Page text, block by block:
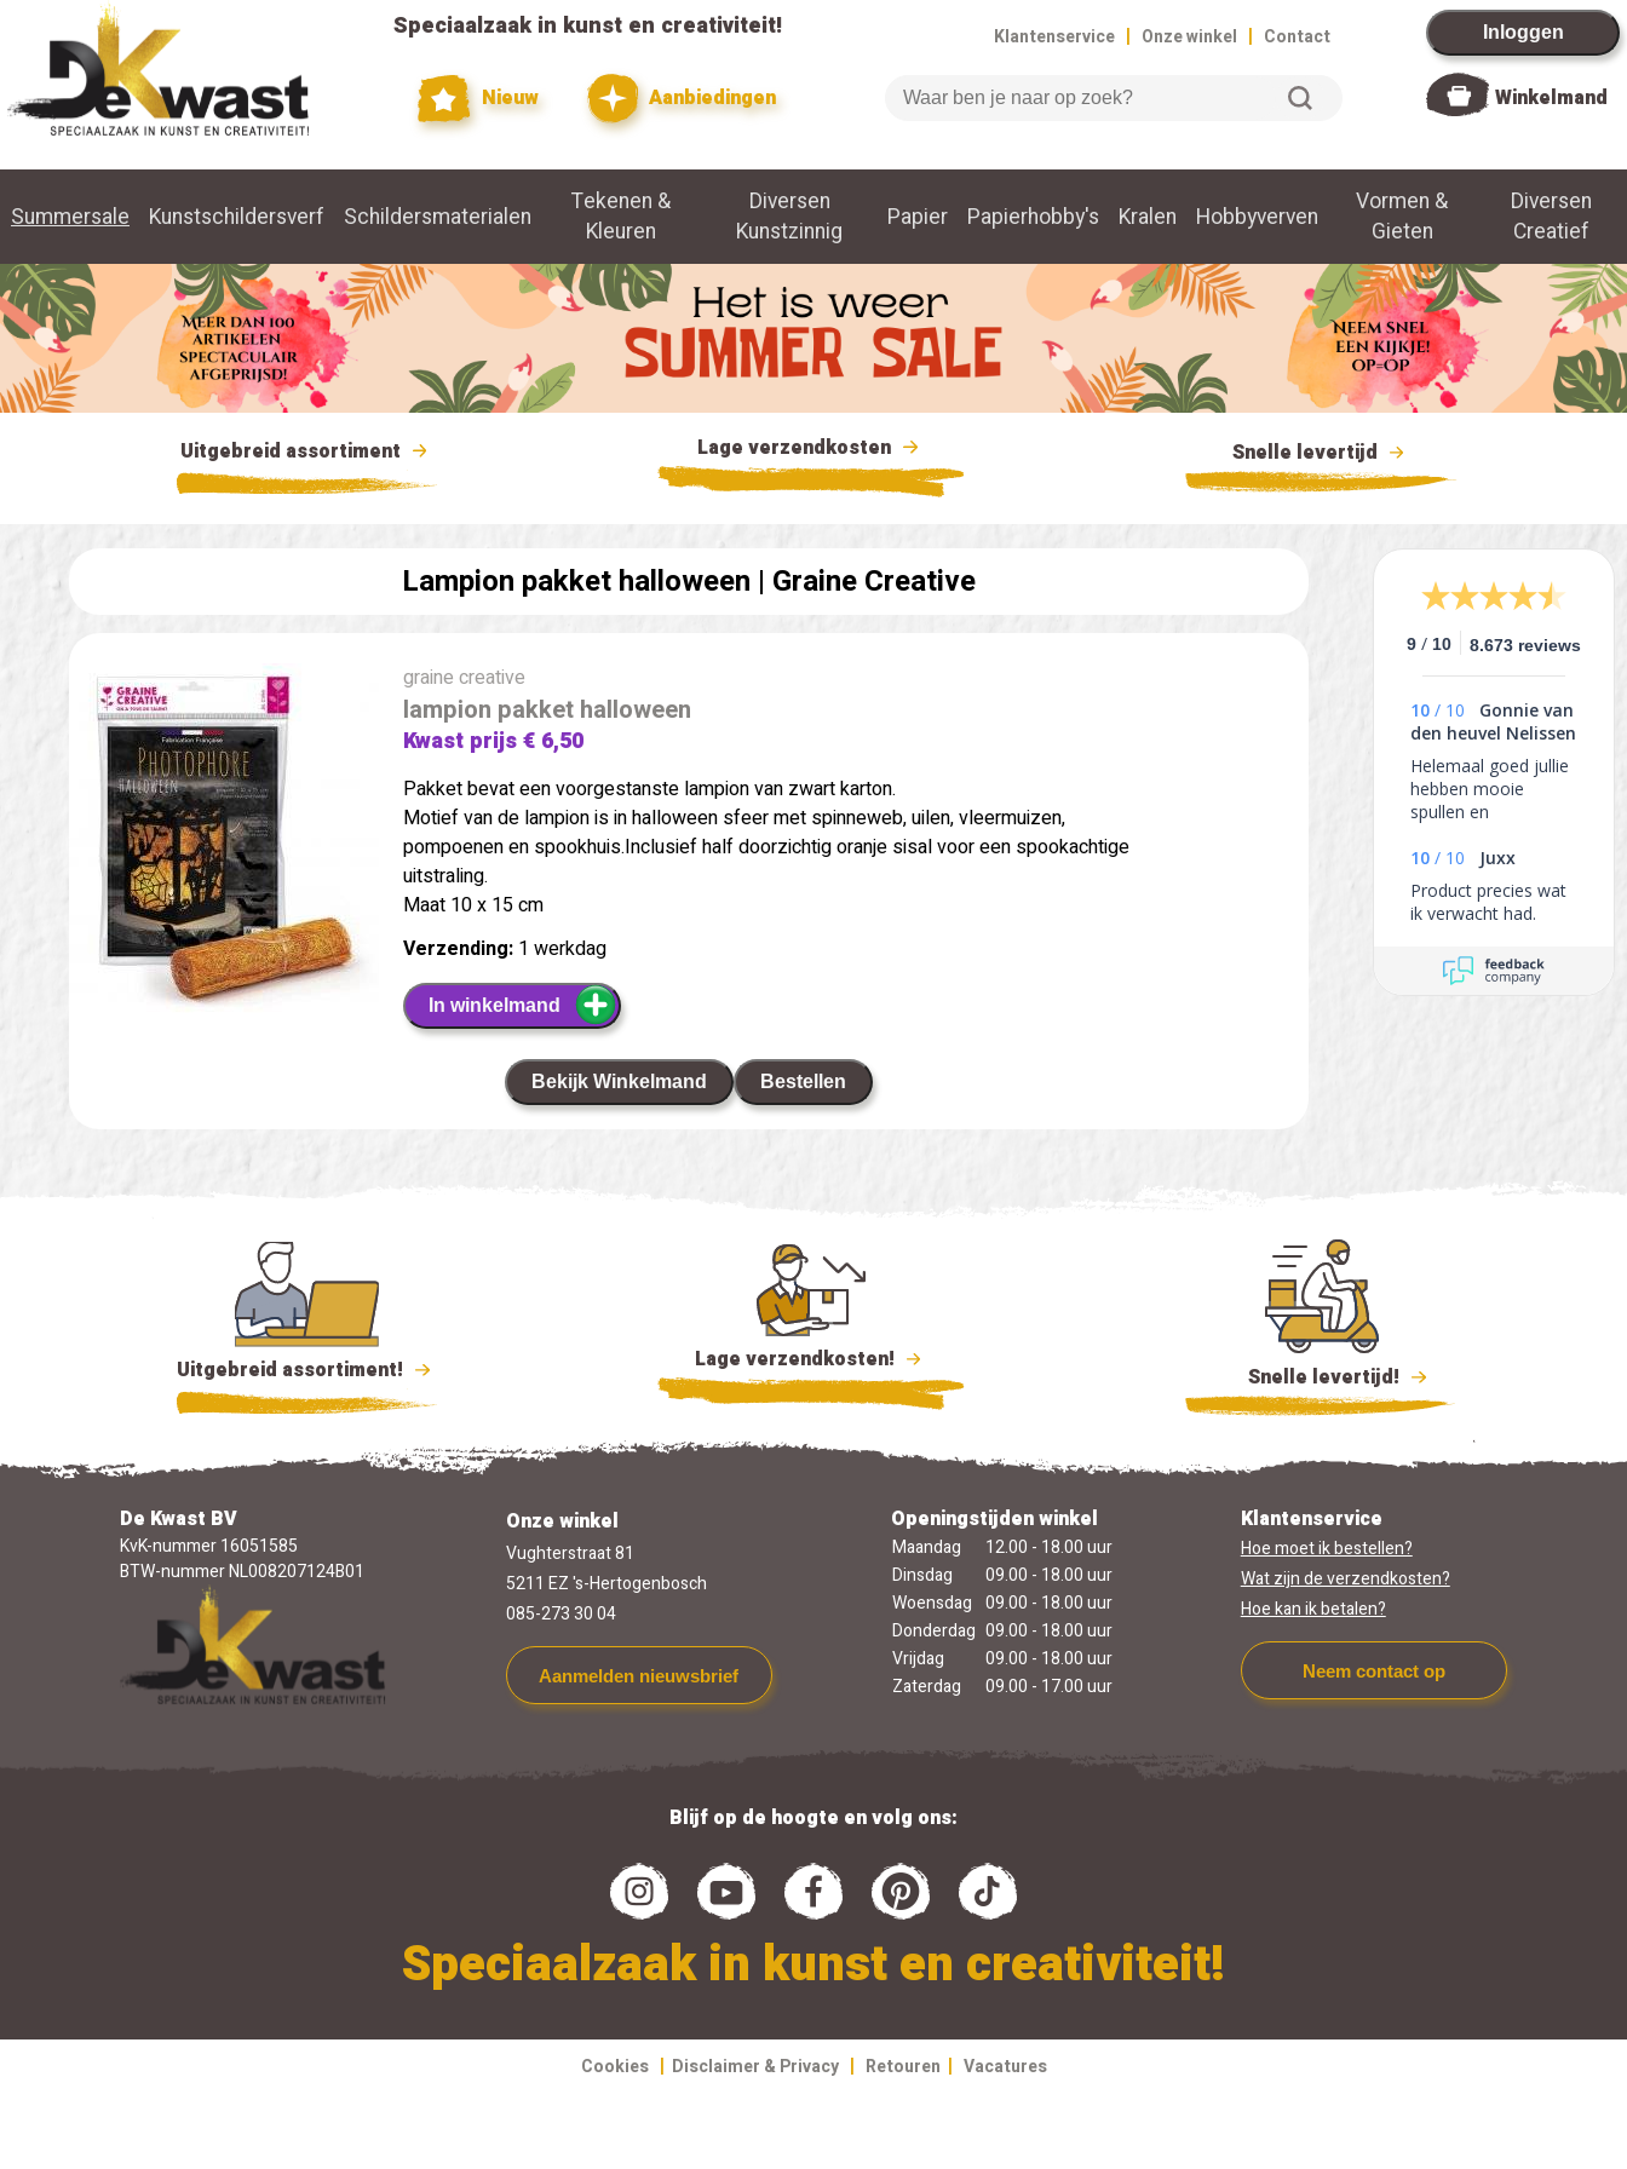
Speciaalzaak in kunst en creativiteit!
Nieuw Aanbiedingen
Klantenservice | Onze winkel | Contact
Zoeken
Inloggen
Winkelmand
Summersale Kunstschildersverf Schildersmaterialen
Tekenen &
Kleuren
Diversen
Kunstzinnig
Papier Papierhobby's Kralen Hobbyverven
Vormen &
Gieten
Diversen
Creatief
Uitgebreid assortiment Lage verzendkosten Snelle levertijd
9 / 10 8.673 reviews
10 / 10
Gonnie van
den heuvel Nelissen
Helemaal goed jullie
hebben mooie
spullen en
wat ik besteld heb is
netjes afgeleverd 👍
10 / 10
Juxx
Product precies wat
ik verwacht had.
Lampion pakket halloween | Graine Creative
graine creative
lampion pakket halloween
Kwast prijs € 6,50
Pakket bevat een voorgestanste lampion van zwart karton.
Motief van de lampion is in halloween sfeer met spinneweb, uilen, vleermuizen,
pompoenen en spookhuis.Inclusief half doorzichtig oranje sisal voor een spookachtige
uitstraling.
Maat 10 x 15 cm
Verzending: 1 werkdag
In winkelmand
Bekijk Winkelmand Bestellen
Uitgebreid assortiment! Lage verzendkosten!
Snelle levertijd!
De Kwast BV
KvK-nummer 16051585
BTW-nummer NL008207124B01
Onze winkel
Vughterstraat 81
5211 EZ 's-Hertogenbosch
085-273 30 04
Aanmelden nieuwsbrief
Openingstijden winkel
Maandag
12.00 - 18.00 uur
Dinsdag
09.00 - 18.00 uur
Woensdag 09.00 - 18.00 uur
Donderdag 09.00 - 18.00 uur
Vrijdag
09.00 - 18.00 uur
Zaterdag
09.00 - 17.00 uur
Klantenservice
Hoe moet ik bestellen?
Wat zijn de verzendkosten?
Hoe kan ik betalen?
Neem contact op
Blijf op de hoogte en volg ons:
Speciaalzaak in kunst en creativiteit!
Cookies | Disclaimer & Privacy | Retouren | Vacatures